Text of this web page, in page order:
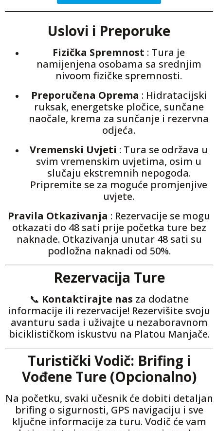
Uslovi i Preporuke
Fizička Spremnost : Tura je
namijenjena osobama sa srednjim
nivoom fizičke spremnosti.
Preporučena Oprema : Hidratacijski
ruksak, energetske pločice, sunčane
naočale, krema za sunčanje i rezervna
odjeća.
Vremenski Uvjeti : Tura se održava u
svim vremenskim uvjetima, osim u
slučaju ekstremnih nepogoda.
Pripremite se za moguće promjenjive
uvjete.
Pravila Otkazivanja : Rezervacije se mogu
otkazati do 48 sati prije početka ture bez
naknade. Otkazivanja unutar 48 sati su
podložna naknadi od 50%.
Rezervacija Ture
📞 Kontaktirajte nas za dodatne
informacije ili rezervacije! Rezervišite svoju
avanturu sada i uživajte u nezaboravnom
biciklističkom iskustvu na Platou Manjače.
Turistički Vodič: Brifing i
Vođene Ture (Opcionalno)
Na početku, svaki učesnik će dobiti detaljan
brifing o sigurnosti, GPS navigaciju i sve
ključne informacije za turu. Vodič će vam